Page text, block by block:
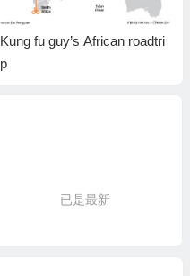
Kung fu guy’s African roadtri
p
已是最新